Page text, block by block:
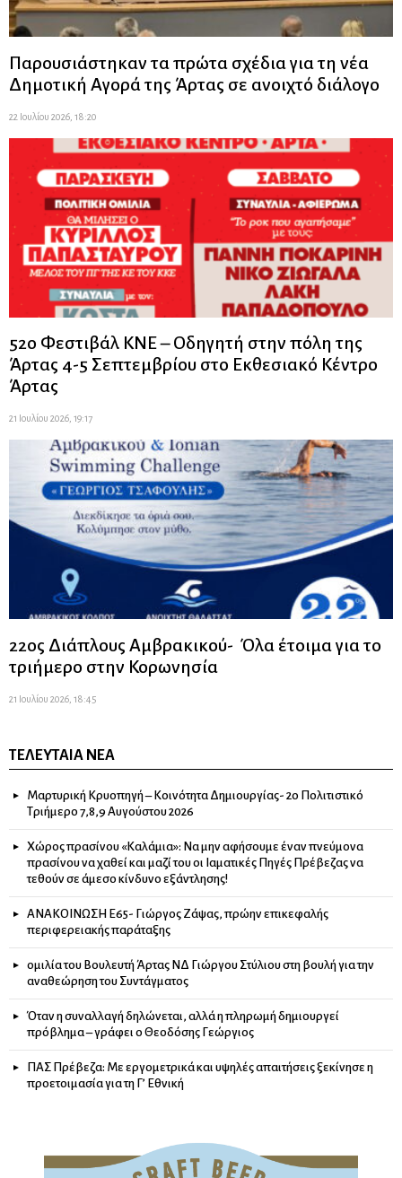
Παρουσιάστηκαν τα πρώτα σχέδια για τη νέα
Δημοτική Αγορά της Άρτας σε ανοιχτό διάλογο
22 Ιουλίου 2026, 18:20
52ο Φεστιβάλ ΚΝΕ – Οδηγητή στην πόλη της
Άρτας 4-5 Σεπτεμβρίου στο Εκθεσιακό Κέντρο
Άρτας
21 Ιουλίου 2026, 19:17
22ος Διάπλους Αμβρακικού- Όλα έτοιμα για το
τριήμερο στην Κορωνησία
21 Ιουλίου 2026, 18:45
ΤΕΛΕΥΤΑΊΑ ΝΈΑ
Μαρτυρική Κρυοπηγή – Κοινότητα Δημιουργίας- 2ο Πολιτιστικό
Τριήμερο 7,8,9 Αυγούστου 2026
Χώρος πρασίνου «Καλάμια»: Να μην αφήσουμε έναν πνεύμονα
πρασίνου να χαθεί και μαζί του οι Ιαματικές Πηγές Πρέβεζας να
τεθούν σε άμεσο κίνδυνο εξάντλησης!
ΑΝΑΚΟΙΝΩΣΗ Ε65- Γιώργος Ζάψας, πρώην επικεφαλής
περιφερειακής παράταξης
ομιλία του Βουλευτή Άρτας ΝΔ Γιώργου Στύλιου στη βουλή για την
αναθεώρηση του Συντάγματος
Όταν η συναλλαγή δηλώνεται, αλλά η πληρωμή δημιουργεί
πρόβλημα – γράφει ο Θεοδόσης Γεώργιος
ΠΑΣ Πρέβεζα: Με εργομετρικά και υψηλές απαιτήσεις ξεκίνησε η
προετοιμασία για τη Γ’ Εθνική